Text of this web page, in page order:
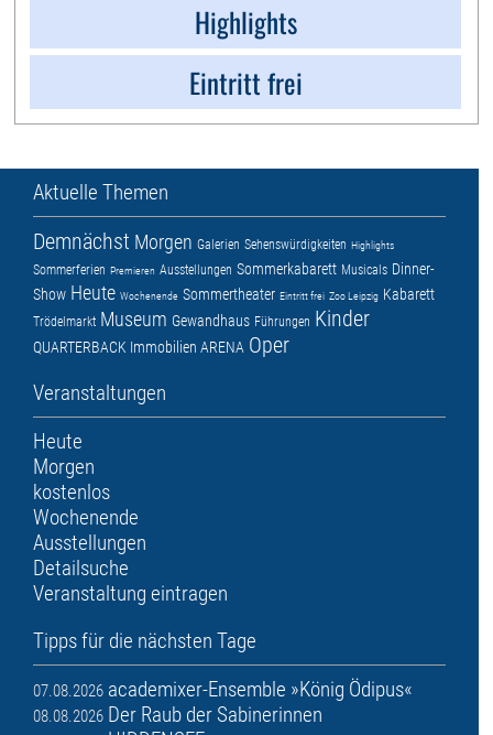
Highlights
Eintritt frei
Aktuelle Themen
Demnächst Morgen Galerien Sehenswürdigkeiten Highlights
Sommerferien Premieren Ausstellungen Sommerkabarett Musicals Dinner-
Show Heute Wochenende Sommertheater Eintritt frei Zoo Leipzig Kabarett
Trödelmarkt Museum Gewandhaus Führungen Kinder
QUARTERBACK Immobilien ARENA Oper
Veranstaltungen
Heute
Morgen
kostenlos
Wochenende
Ausstellungen
Detailsuche
Veranstaltung eintragen
Tipps für die nächsten Tage
07.08.2026 academixer-Ensemble »König Ödipus«
08.08.2026 Der Raub der Sabinerinnen